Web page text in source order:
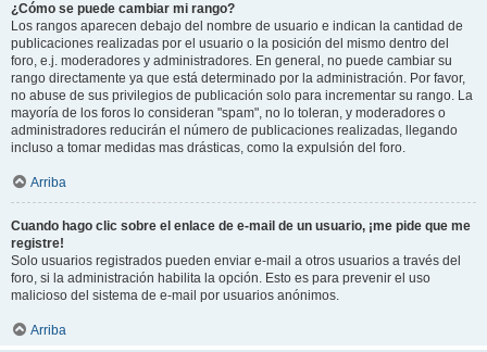
¿Cómo se puede cambiar mi rango?
Los rangos aparecen debajo del nombre de usuario e indican la cantidad de
publicaciones realizadas por el usuario o la posición del mismo dentro del
foro, e.j. moderadores y administradores. En general, no puede cambiar su
rango directamente ya que está determinado por la administración. Por favor,
no abuse de sus privilegios de publicación solo para incrementar su rango. La
mayoría de los foros lo consideran "spam", no lo toleran, y moderadores o
administradores reducirán el número de publicaciones realizadas, llegando
incluso a tomar medidas mas drásticas, como la expulsión del foro.
Arriba
Cuando hago clic sobre el enlace de e-mail de un usuario, ¡me pide que me
registre!
Solo usuarios registrados pueden enviar e-mail a otros usuarios a través del
foro, si la administración habilita la opción. Esto es para prevenir el uso
malicioso del sistema de e-mail por usuarios anónimos.
Arriba